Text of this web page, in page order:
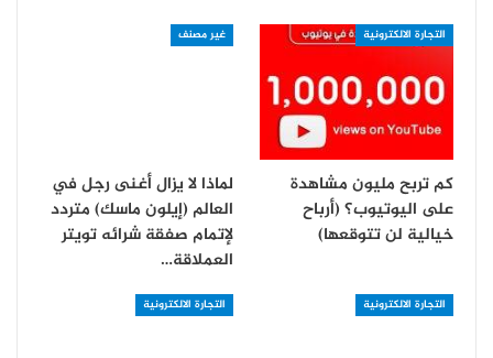
التجارة الالكترونية
كم تربح مليون مشاهدة
على اليوتيوب؟ (أرباح
خيالية لن تتوقعها)
غير مصنف
لماذا لا يزال أغنى رجل في
العالم (إيلون ماسك) متردد
لإتمام صفقة شرائه تويتر
العملاقة…
التجارة الالكترونية التجارة الالكترونية